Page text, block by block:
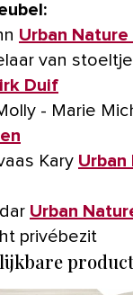
Urban
van
Duif
- Marie
Kary Urban
Urban
privébezit